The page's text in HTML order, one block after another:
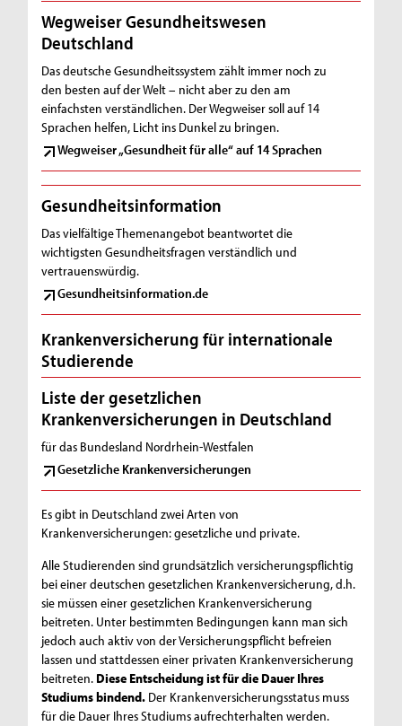
Wegweiser Gesundheitswesen
Deutschland
Das deutsche Gesundheitssystem zählt immer noch zu
den besten auf der Welt – nicht aber zu den am
einfachsten verständlichen. Der Wegweiser soll auf 14
Sprachen helfen, Licht ins Dunkel zu bringen.
Wegweiser „Gesundheit für alle“ auf 14 Sprachen
Gesundheitsinformation
Das vielfältige Themenangebot beantwortet die
wichtigsten Gesundheitsfragen verständlich und
vertrauenswürdig.
Gesundheitsinformation.de
Krankenversicherung für internationale
Studierende
Liste der gesetzlichen
Krankenversicherungen in Deutschland
für das Bundesland Nordrhein-Westfalen
Gesetzliche Krankenversicherungen
Es gibt in Deutschland zwei Arten von
Krankenversicherungen: gesetzliche und private.
Alle Studierenden sind grundsätzlich versicherungspflichtig
bei einer deutschen gesetzlichen Krankenversicherung, d.h.
sie müssen einer gesetzlichen Krankenversicherung
beitreten. Unter bestimmten Bedingungen kann man sich
jedoch auch aktiv von der Versicherungspflicht befreien
lassen und stattdessen einer privaten Krankenversicherung
beitreten. Diese Entscheidung ist für die Dauer Ihres
Studiums bindend. Der Krankenversicherungsstatus muss
für die Dauer Ihres Studiums aufrechterhalten werden.